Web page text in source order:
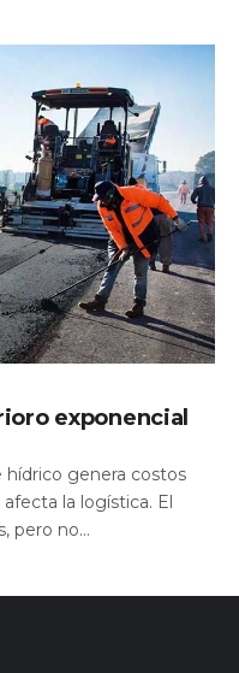
exponencial
genera costos
la logística. El
pero no...